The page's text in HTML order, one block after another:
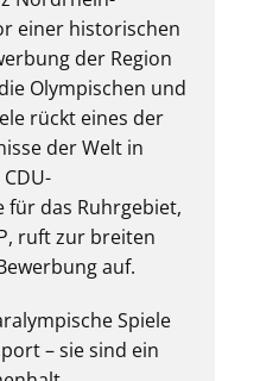
einer historischen
der Region
Olympischen und
rückt eines der
der Welt in
für das Ruhrgebiet,
ruft zur breiten
auf.
Spiele
– sie sind ein